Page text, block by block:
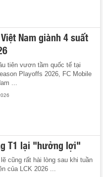
Nam giành 4 suất
tiên vươn tầm quốc tế tại
Playoffs 2026, FC Mobile
...
T1 lại "hưởng lợi"
cũng rất hài lòng sau khi tuần
của LCK 2026 ...